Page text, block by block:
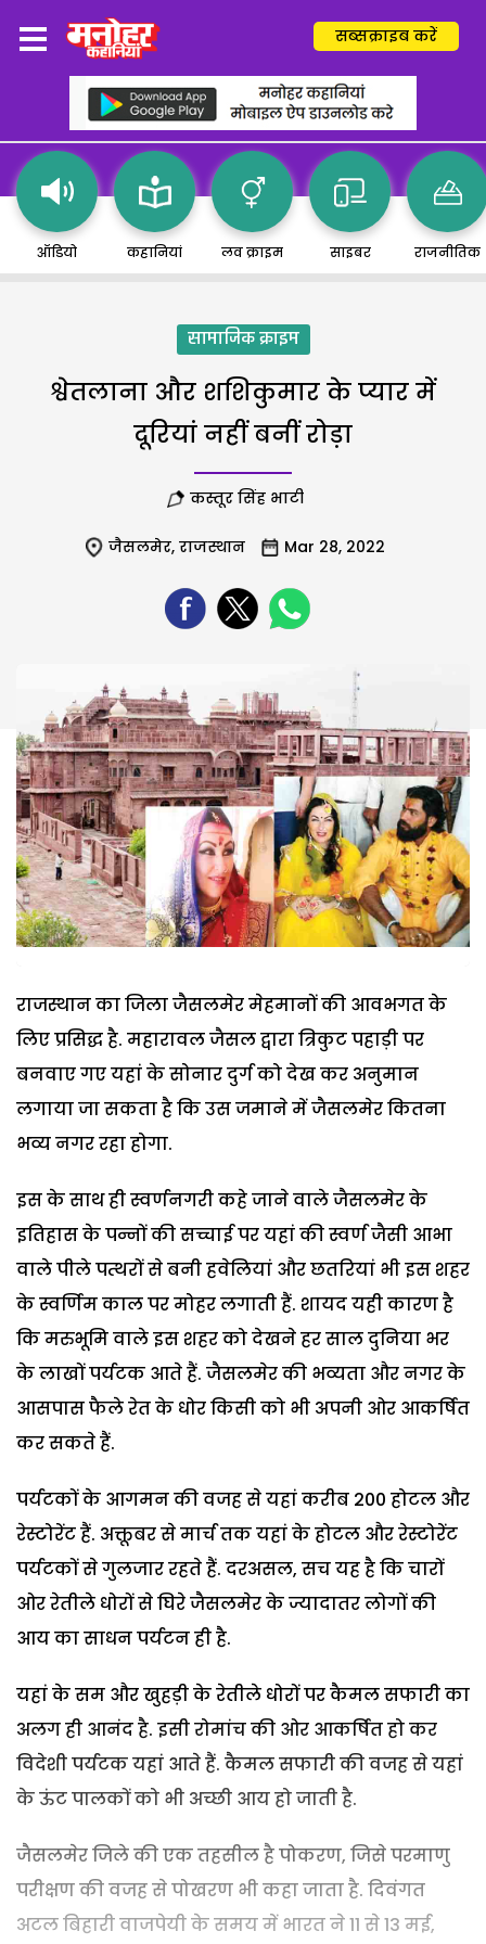
सब्सक्राइब करें
ऑडियो कहानियां लव क्राइम साइबर राजनीतिक
सामाजिक क्राइम
श्वेतलाना और शशिकुमार के प्यार में
दूरियां नहीं बनीं रोड़ा
कस्तूर सिंह भाटी
जैसलमेर, राजस्थान Mar 28, 2022
राजस्थान का जिला जैसलमेर मेहमानों की आवभगत के
लिए प्रसिद्ध है. महारावल जैसल द्वारा त्रिकुट पहाड़ी पर
बनवाए गए यहां के सोनार दुर्ग को देख कर अनुमान
लगाया जा सकता है कि उस जमाने में जैसलमेर कितना
भव्य नगर रहा होगा.
इस के साथ ही स्वर्णनगरी कहे जाने वाले जैसलमेर के
इतिहास के पन्नों की सच्चाई पर यहां की स्वर्ण जैसी आभा
वाले पीले पत्थरों से बनी हवेलियां और छतरियां भी इस शहर
के स्वर्णिम काल पर मोहर लगाती हैं. शायद यही कारण है
कि मरुभूमि वाले इस शहर को देखने हर साल दुनिया भर
के लाखों पर्यटक आते हैं. जैसलमेर की भव्यता और नगर के
आसपास फैले रेत के धोर किसी को भी अपनी ओर आकर्षित
कर सकते हैं.
पर्यटकों के आगमन की वजह से यहां करीब 200 होटल और
रेस्टोरेंट हैं. अक्तूबर से मार्च तक यहां के होटल और रेस्टोरेंट
पर्यटकों से गुलजार रहते हैं. दरअसल, सच यह है कि चारों
ओर रेतीले धोरों से घिरे जैसलमेर के ज्यादातर लोगों की
आय का साधन पर्यटन ही है.
यहां के सम और खुहड़ी के रेतीले धोरों पर कैमल सफारी का
अलग ही आनंद है. इसी रोमांच की ओर आकर्षित हो कर
विदेशी पर्यटक यहां आते हैं. कैमल सफारी की वजह से यहां
के ऊंट पालकों को भी अच्छी आय हो जाती है.
जैसलमेर जिले की एक तहसील है पोकरण, जिसे परमाणु
परीक्षण की वजह से पोखरण भी कहा जाता है. दिवंगत
अटल बिहारी वाजपेयी के समय में भारत ने 11 से 13 मई,